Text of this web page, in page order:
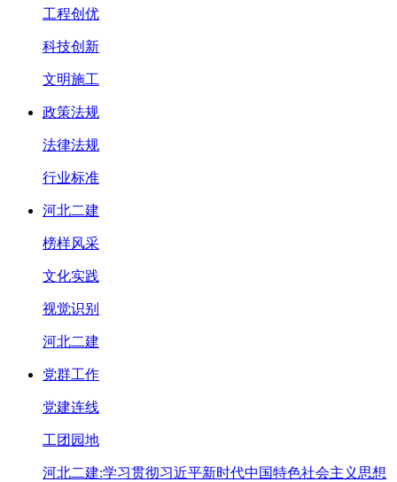
工程创优
科技创新
文明施工
政策法规
法律法规
行业标准
河北二建
榜样风采
文化实践
视觉识别
河北二建
党群工作
党建连线
工团园地
河北二建:学习贯彻习近平新时代中国特色社会主义思想